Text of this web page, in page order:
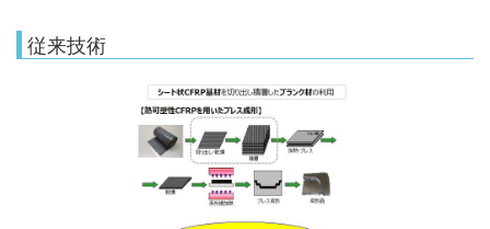
従来技術